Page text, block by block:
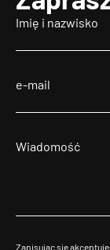
Zapisując się